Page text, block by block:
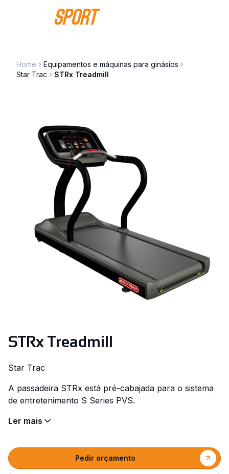
Saltar para o conteúdo
Home
Equipamentos e máquinas para ginásios
Star Trac
STRx Treadmill
STRx Treadmill
Star Trac
A passadeira STRx está pré-cabajada para o sistema
de entretenimento S Series PVS.
Ler mais
Pedir orçamento